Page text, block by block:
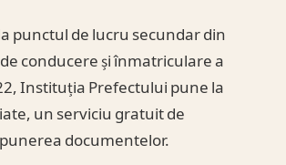
punctul de lucru secundar din
conducere și înmatriculare a
Instituția Prefectului pune la
un serviciu gratuit de
documentelor.